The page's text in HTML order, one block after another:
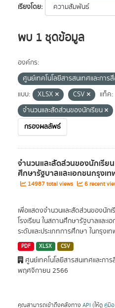
เรียงโดย
พบ 1 ชุดข้อมูล
องค์กร:
ศูนย์เทคโนโลยีสารสนเทศและกา
แบบ:
XLSX CSV
แท็ค:
จำนวนและสัดส่วนของนักเรียน
กรองผลลัพธ์
จำนวนและสัดส่วนของนักเรี
ศึกษารัฐบาลและเอกชนกรุงเ
14987 total views 6 recent
เพื่อแสดงจำนวนและสัดส่วนของนัก
โรงเรียน ในสถานศึกษารัฐบาลและ
ระดับและประเภทการศึกษา ในกรุง
PDF XLSX CSV
ศูนย์เทคโนโลยีสารสนเทศและกา
พฤศจิกายน 2566
คุณสามารถเข้าถึงคลังทาง API (ให้ดู คู่มื